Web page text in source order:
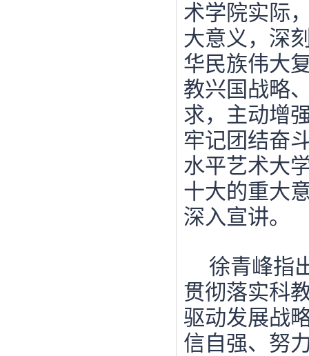
术学院实际
大意义，深
华民族伟大
教兴国战略
求，主动增
牢记团结奋
水平艺术大
十大的重大
深入宣讲。
徐青峰指
贯彻落实科
驱动发展战
信自强、努